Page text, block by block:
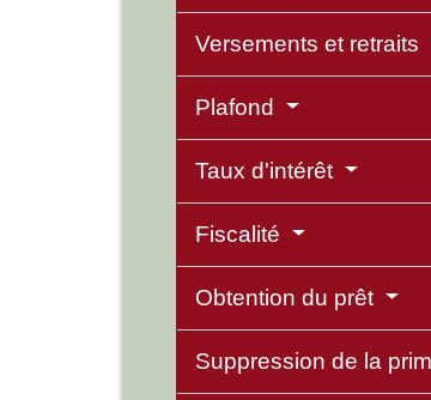
Versements et retraits
Plafond
Taux d'intérêt
Fiscalité
Obtention du prêt
Suppression de la